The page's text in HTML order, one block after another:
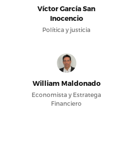
Víctor García San
Inocencio
Política y justicia
William Maldonado
Economista y Estratega
Financiero